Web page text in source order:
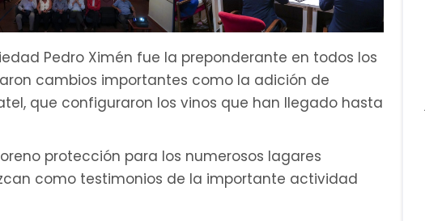
Pedro Ximén fue la preponderante en todos los
cambios importantes como la adición de
que configuraron los vinos que han llegado hasta
protección para los numerosos lagares
como testimonios de la importante actividad